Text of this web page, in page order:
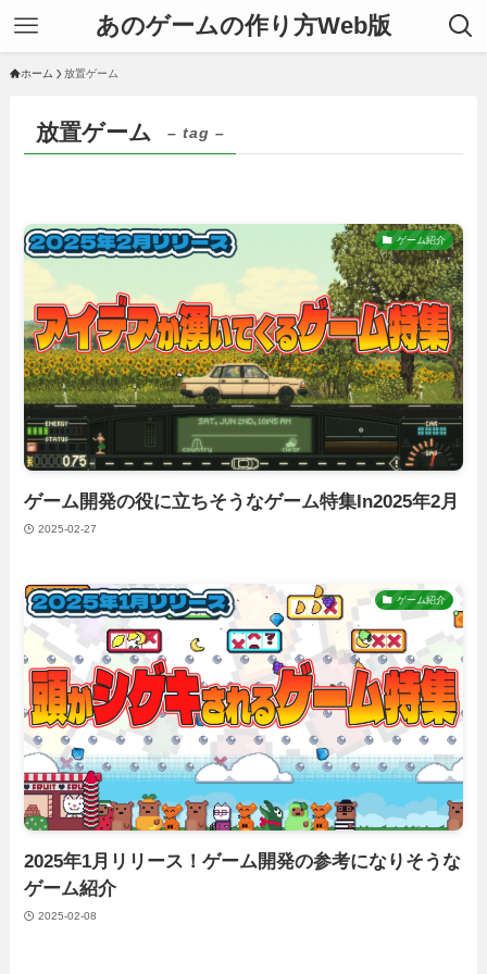
あのゲームの作り方Web版
ホーム 放置ゲーム
放置ゲーム – tag –
ゲーム紹介
ゲーム開発の役に立ちそうなゲーム特集In2025年2月
2025-02-27
ゲーム紹介
2025年1月リリース！ゲーム開発の参考になりそうな
ゲーム紹介
2025-02-08